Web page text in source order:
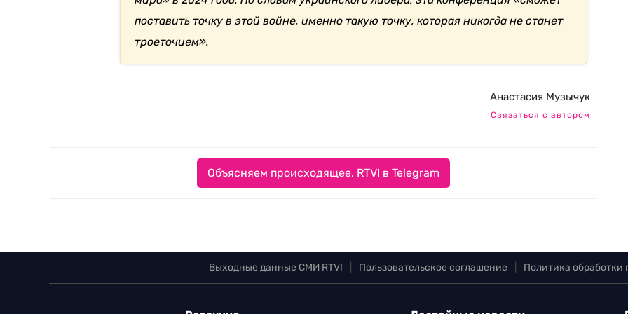
поставить точку в этой войне, именно такую точку, которая никогда не станет
троеточием».
Анастасия Музычук
Связаться с автором
Объясняем происходящее. RTVI в Telegram
Выходные данные СМИ RTVI Пользовательское соглашение Политика